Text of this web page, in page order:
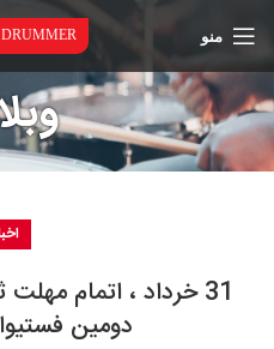
منو
31 خرداد ، اتمام
دومین